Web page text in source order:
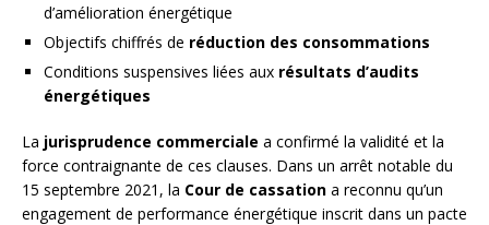
d’amélioration énergétique
Objectifs chiffrés de réduction des consommations
Conditions suspensives liées aux résultats d’audits
énergétiques
La jurisprudence commerciale a confirmé la validité et la
force contraignante de ces clauses. Dans un arrêt notable du
15 septembre 2021, la Cour de cassation a reconnu qu’un
engagement de performance énergétique inscrit dans un pacte